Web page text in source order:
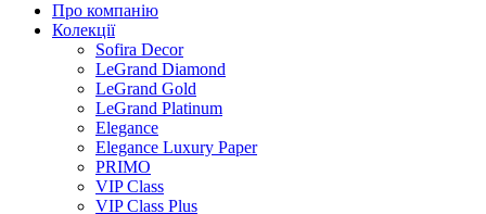
Про компанію
Колекції
Sofira Decor
LeGrand Diamond
LeGrand Gold
LeGrand Platinum
Elegance
Elegance Luxury Paper
PRIMO
VIP Class
VIP Class Plus